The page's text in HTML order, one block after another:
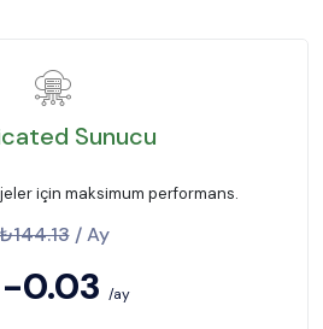
Sunucu
için maksimum performans.
/ Ay
-0.03 /ay